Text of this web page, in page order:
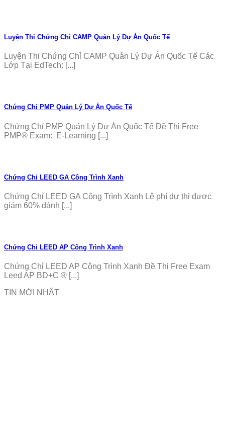
Luyện Thi Chứng Chỉ CAMP Quản Lý Dự Án Quốc Tế
Luyện Thi Chứng Chỉ CAMP Quản Lý Dự Án Quốc Tế Các
Lớp Tại EdTech: [...]
Chứng Chỉ PMP Quản Lý Dự Án Quốc Tế
Chứng Chỉ PMP Quản Lý Dự Án Quốc Tế Đề Thi Free
PMP® Exam: E-Learning [...]
Chứng Chỉ LEED GA Công Trình Xanh
Chứng Chỉ LEED GA Công Trình Xanh Lệ phí dự thi được
giảm 60% dành [...]
Chứng Chỉ LEED AP Công Trình Xanh
Chứng Chỉ LEED AP Công Trình Xanh Đề Thi Free Exam
Leed AP BD+C ® [...]
TIN MỚI NHẤT